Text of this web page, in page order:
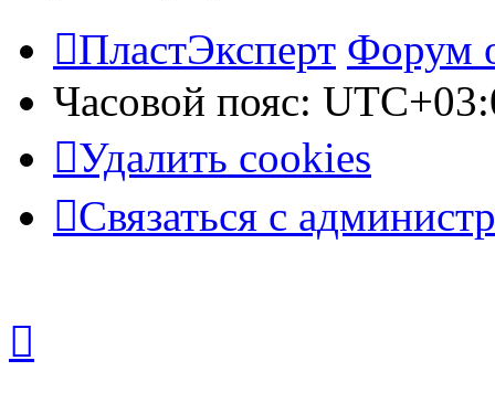
ПластЭксперт Форум
Часовой пояс:
Удалить cookies
Связаться с